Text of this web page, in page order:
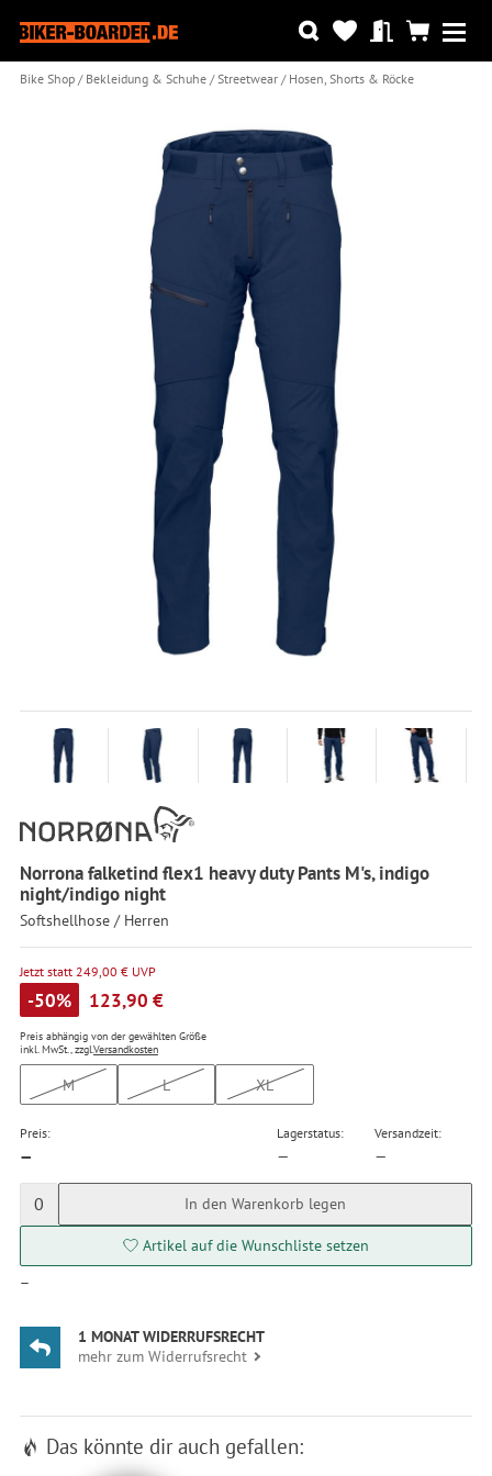
Bike Shop Bekleidung & Schuhe Streetwear Hosen, Shorts & Röcke
Norrona falketind flex1 heavy duty Pants M's, indigo
night/indigo night
Softshellhose / Herren
Jetzt statt 249,00 € UVP
-50% 123,90 €
Preis abhängig von der gewählten Größe
inkl. MwSt., zzgl.Versandkosten
M L XL
Preis:
—
Lagerstatus:
—
Versandzeit:
—
0 In den Warenkorb legen
Artikel auf die Wunschliste setzen
—
1 MONAT WIDERRUFSRECHT
mehr zum Widerrufsrecht
Das könnte dir auch gefallen: